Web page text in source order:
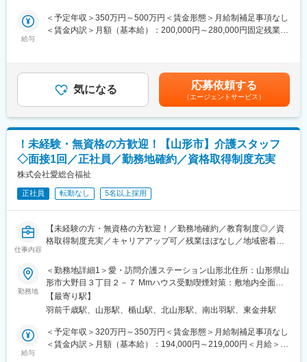
（学習支援体制）
専門・認定看護師による「10領域サポート」
■魅力：
・残業が少ないためメリハリをつけてご就業可能です！
・管理部門は中途社員100％で構成されており、馴染みやすく活
気あふれる雰囲気です。
・当社には多くの専門看護師や認定看護師が所属しているため、
研修期間後もウェビナーなどで特殊な障がい・症状に対するケア
方法を学ぶことができます。
変更の範囲：会社の定める業務
求人となっております。IT領域へキャリアチェンジされたい方歓
迎しております！
るため、社内でのデスクワークが6割、お客様先での業務が4割ほ
どとなります。また、外部のITベンダーとの打ち合わせ等もある
ため、関係者が多いのも当職種の特徴の一つとなります。
ます。
【ポジションの魅力】
・長期間の研修を用意しているため職種未経験＆技術的な知識が
全く無い方でも立ち上りが可能となっております。
・業界トップクラスの調剤システムやIoT製品を扱っており、業務
を通して最新の技術に触れることが可能です。
・正社員登用は前提の採用です。就業態度に問題がなければ原則
登用となり、業界トップクラスシェアを誇る優良企業の正社員と
して安定就業が可能です。（登用率98%、試験ノルマなし）
【同社の魅力】
◆医療業界に貢献：
最新のIoT技術に注力しており、これまで人の手でアナログに行わ
れていた薬剤管理を、全自動で管理、調整、計測、分包まで対応
ない医療現場の安心安全や、医療従事者の負担軽減に大きく貢献
しています。
給与
＜予定年収＞350万円～500万円＜賃金形態＞月給制補足事項なし
＜賃金内訳＞月額（基本給）：200,000円～280,000円固定残業手
＞※給与詳細は、年齢・スキルを考慮し決定します。■昇給：年1
回■賞与：年2回賃金はあくまでも目安の金額であり、選考を通じ
て上下する可能性があります。月給(月額)は固定手当を含めた表記
です。
気になる 応募依頼する
（エージェントサービス）
！未経験・無資格の方歓迎！【山形市】介護スタッフ
◇面接1回／正社員／勤務地確約／資格取得制度充実
株式会社愛総合福祉
正社員 転勤なし 5名以上採用
仕事内容
【未経験の方・無資格の方歓迎！／勤務地確約／教育制度◎／資
格取得制度充実／キャリアアップ可／残業ほぼなし／地域密着型
★介護現場で経験を積み、資格取得もしながら介護の専門職をめ
ざしていただきます。
■業務内容
山形県山形市を中心に、ご利用者様のご自宅へ訪問し、生活を支
えるお仕事です。
勤務地
＜勤務地詳細1＞愛・訪問介護ステーション山形北住所：山形県山
形市大野目３丁目２－７ Mmハウス受動喫煙対策：敷地内全面禁
煙＜勤務地詳細2＞愛・訪問介護ステーション山形住所：山形県山
形市春日町５－１５ エル エスペランス 104受動喫煙対策：敷地内
【最寄り駅】
羽前千歳駅、山形駅、楯山駅、北山形駅、南出羽駅、東金井駅
給与
＜予定年収＞320万円～350万円＜賃金形態＞月給制補足事項なし
＜賃金内訳＞月額（基本給）：194,000円～219,000円＜月給＞